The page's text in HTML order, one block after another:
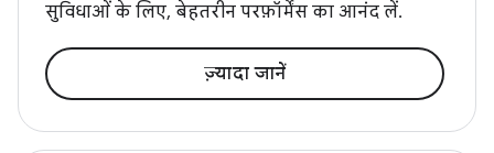
सुविधाओं के लिए, बेहतरीन परफ़ॉर्मेंस का आनंद लें.
ज़्यादा जानें